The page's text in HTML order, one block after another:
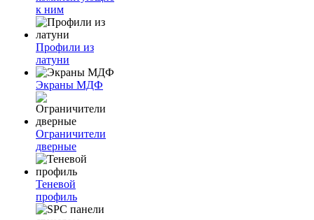
к ним
Профили из
латуни
Экраны МДФ
Ограничители
дверные
Теневой
профиль